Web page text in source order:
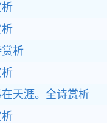
析
天涯。全诗赏析